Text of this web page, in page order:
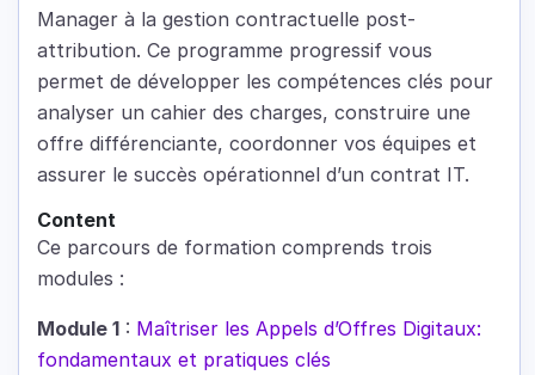
Manager à la gestion contractuelle post-
attribution. Ce programme progressif vous
permet de développer les compétences clés pour
analyser un cahier des charges, construire une
offre différenciante, coordonner vos équipes et
assurer le succès opérationnel d’un contrat IT.
Content
Ce parcours de formation comprends trois
modules :
Module 1 : Maîtriser les Appels d’Offres Digitaux:
fondamentaux et pratiques clés